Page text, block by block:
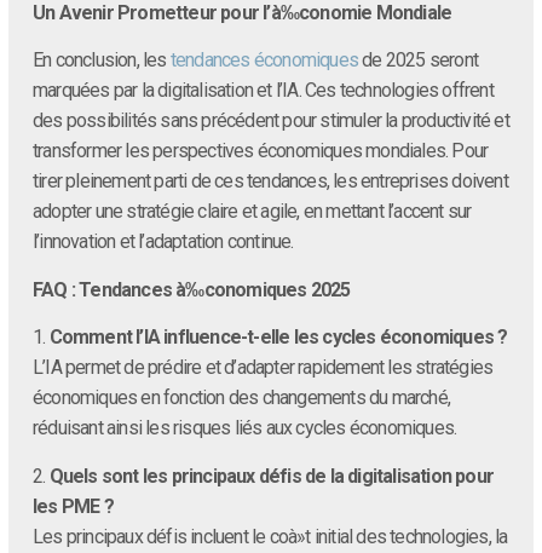
Un Avenir Prometteur pour l’à‰conomie Mondiale
En conclusion, les tendances économiquesde 2025 seront
marquées par la digitalisation et l’IA. Ces technologies offrent
des possibilités sans précédent pour stimuler la productivité et
transformer les perspectives économiques mondiales. Pour
tirer pleinement parti de ces tendances, les entreprises doivent
adopter une stratégie claire et agile, en mettant l’accent sur
l’innovation et l’adaptation continue.
FAQ : Tendances à‰conomiques 2025
1. Comment l’IA influence-t-elle les cycles économiques ?
L’IA permet de prédire et d’adapter rapidement les stratégies
économiques en fonction des changements du marché,
réduisant ainsi les risques liés aux cycles économiques.
2. Quels sont les principaux défis de la digitalisation pour
les PME ?
Les principaux défis incluent le coà»t initial des technologies, la